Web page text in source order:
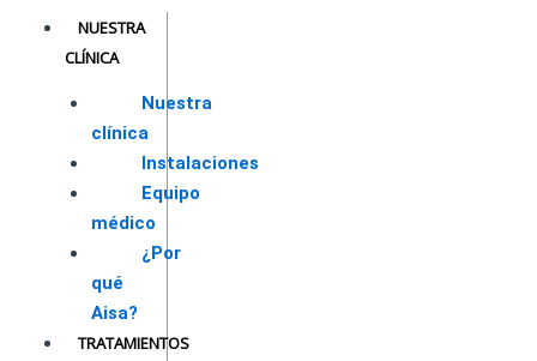
contenido
NUESTRA
CLÍNICA
Nuestra
clínica
Instalaciones
Equipo
médico
¿Por
qué
Aisa?
TRATAMIENTOS